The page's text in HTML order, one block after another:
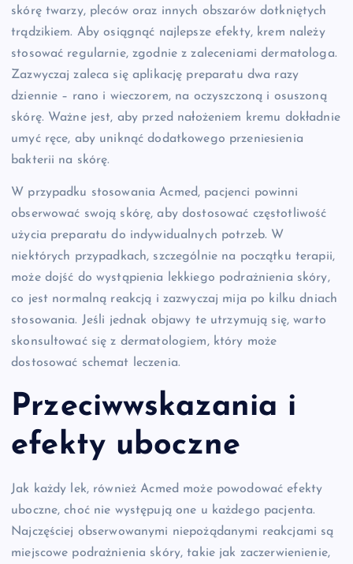
skórę twarzy, pleców oraz innych obszarów dotkniętych
trądzikiem. Aby osiągnąć najlepsze efekty, krem należy
stosować regularnie, zgodnie z zaleceniami dermatologa.
Zazwyczaj zaleca się aplikację preparatu dwa razy
dziennie – rano i wieczorem, na oczyszczoną i osuszoną
skórę. Ważne jest, aby przed nałożeniem kremu dokładnie
umyć ręce, aby uniknąć dodatkowego przeniesienia
bakterii na skórę.
W przypadku stosowania Acmed, pacjenci powinni
obserwować swoją skórę, aby dostosować częstotliwość
użycia preparatu do indywidualnych potrzeb. W
niektórych przypadkach, szczególnie na początku terapii,
może dojść do wystąpienia lekkiego podrażnienia skóry,
co jest normalną reakcją i zazwyczaj mija po kilku dniach
stosowania. Jeśli jednak objawy te utrzymują się, warto
skonsultować się z dermatologiem, który może
dostosować schemat leczenia.
Przeciwwskazania i
efekty uboczne
Jak każdy lek, również Acmed może powodować efekty
uboczne, choć nie występują one u każdego pacjenta.
Najczęściej obserwowanymi niepożądanymi reakcjami są
miejscowe podrażnienia skóry, takie jak zaczerwienienie,